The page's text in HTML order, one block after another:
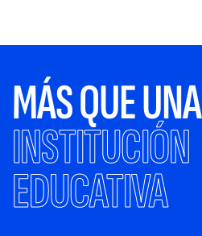
MÁS QUE UNA
INSTITUCIÓN
EDUCATIVA